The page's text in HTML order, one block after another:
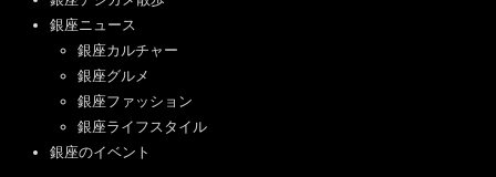
銀座ニュース
銀座カルチャー
銀座グルメ
銀座ファッション
銀座ライフスタイル
銀座のイベント